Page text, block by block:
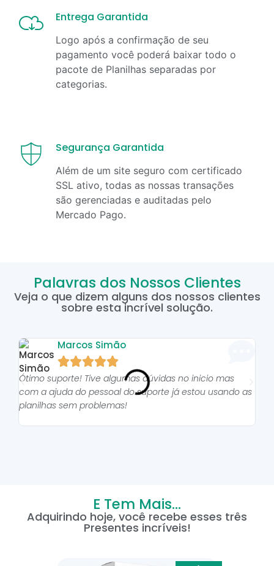
Entrega Garantida
Logo após a confirmação de seu
pagamento você poderá baixar todo o
pacote de Planilhas separadas por
categorias.
Segurança Garantida
Além de um site seguro com certificado
SSL ativo, todas as nossas transações
são gerenciadas e auditadas pelo
Mercado Pago.
Palavras dos Nossos Clientes
Veja o que dizem alguns dos nossos clientes
sobre esta incrível solução.
Marcos Simão

Ótimo suporte! Tive algumas dúvidas no inicio mas
com a ajuda do pessoal do suporte já estou usando as
planilhas sem problemas!
E Tem Mais...
Adquirindo hoje, você recebe esses três
Presentes incríveis!